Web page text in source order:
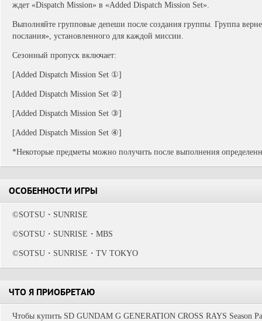
ждет «Dispatch Mission» в «Added Dispatch Mission Set».
Выполняйте групповые депеши после создания группы. Группа
послания», установленного для каждой миссии.
Сезонный пропуск включает:
[Added Dispatch Mission Set ①]
[Added Dispatch Mission Set ②]
[Added Dispatch Mission Set ③]
[Added Dispatch Mission Set ④]
*Некоторые предметы можно получить после выполнения
ОСОБЕННОСТИ ИГРЫ
©SOTSU・SUNRISE
©SOTSU・SUNRISE・MBS
©SOTSU・SUNRISE・TV TOKYO
ЧТО Я ПРИОБРЕТАЮ
Чтобы купить SD GUNDAM G GENERATION CROSS RAYS Season